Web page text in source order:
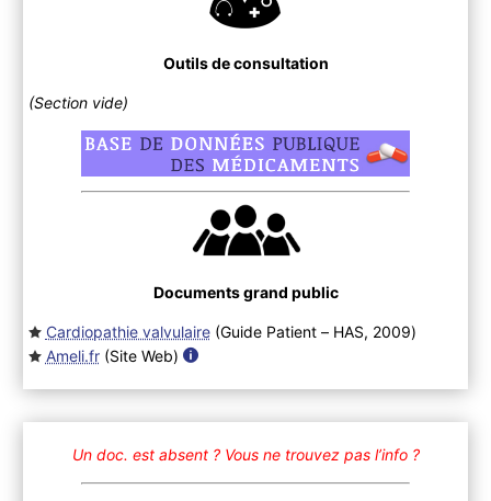
Outils de consultation
(Section vide)
Documents grand public
Cardiopathie valvulaire(Guide Patient – HAS, 2009)
Ameli.fr(Site Web)
Un doc. est absent ? Vous ne trouvez pas l’info ?